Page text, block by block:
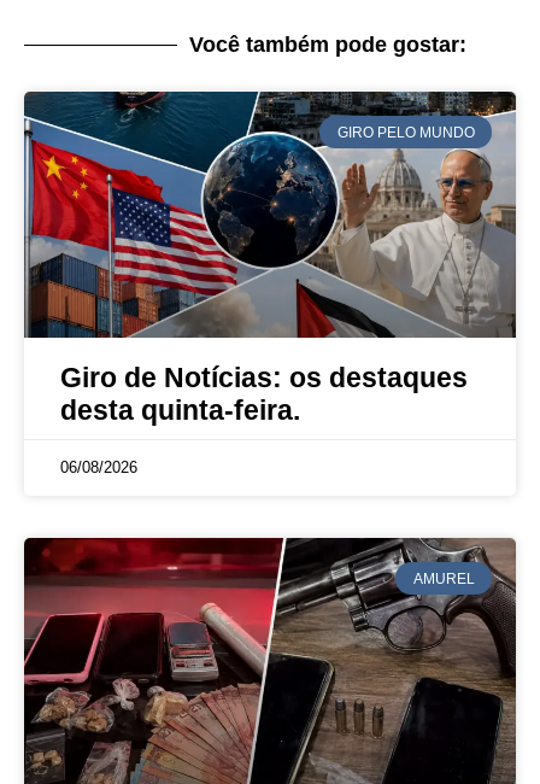
Você também pode gostar:
GIRO PELO MUNDO
Giro de Notícias: os destaques
desta quinta-feira.
06/08/2026
AMUREL